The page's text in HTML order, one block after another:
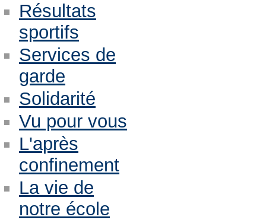
Résultats
sportifs
Services de
garde
Solidarité
Vu pour vous
L'après
confinement
La vie de
notre école